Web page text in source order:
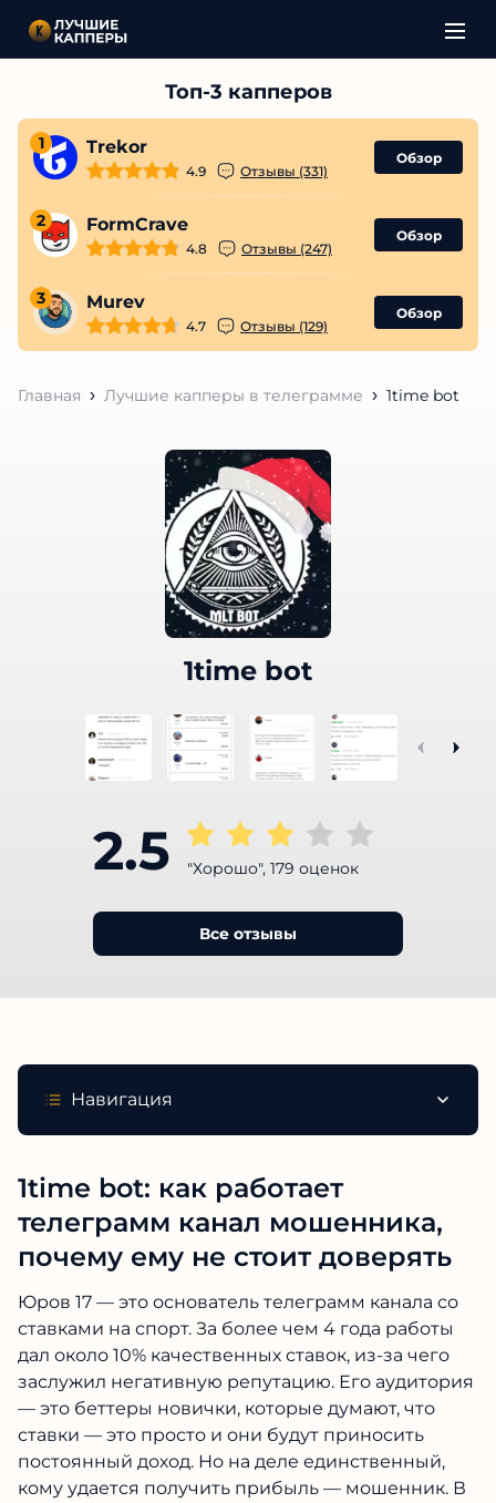
1 Trekor
4.9 Отзывы (331)
Обзор
2 FormCrave
4.8 Отзывы (247)
Обзор
3 Murev
4.7 Отзывы (129)
Обзор
Главная Лучшие капперы в телеграмме 1time bot
1time bot
2.5 "Хорошо", 179 оценок
Все отзывы
Навигация
1time bot: как работает
телеграмм канал мошенника,
почему ему не стоит доверять
Юров 17 — это основатель телеграмм канала со
ставками на спорт. За более чем 4 года работы
дал около 10% качественных ставок, из-за чего
заслужил негативную репутацию. Его аудитория
— это беттеры новички, которые думают, что
ставки — это просто и они будут приносить
постоянный доход. Но на деле единственный,
кому удается получить прибыль — мошенник. В